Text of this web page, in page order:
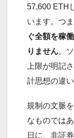
57,600 ETH
います。つま
ぐ全額を稼
りません。
上限が明記
計思想の違
規制の文脈
なものでは
日に、非証